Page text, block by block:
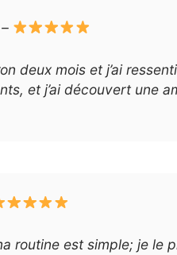
deux mois et j’ai
et j’ai découvert une
routine est simple; je le